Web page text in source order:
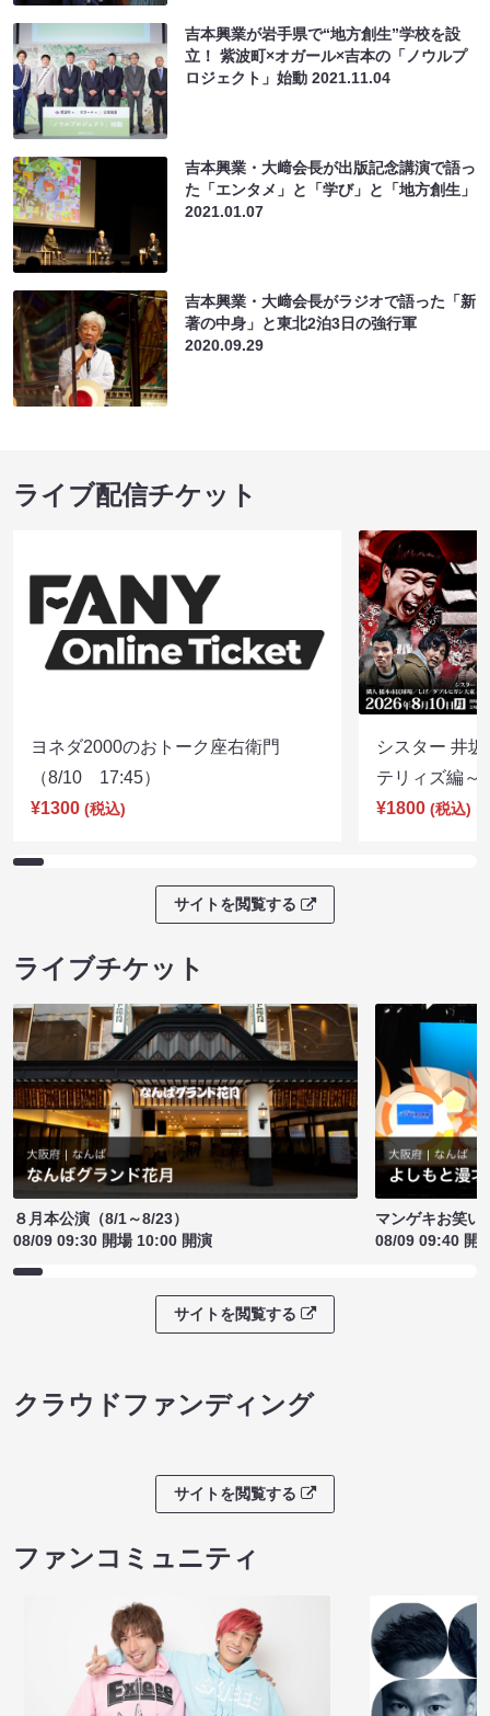
吉本興業が岩手県で“地方創生”学校を設
立！ 紫波町×オガール×吉本の「ノウルプ
ロジェクト」始動2021.11.04
吉本興業・大﨑会長が出版記念講演で語っ
た「エンタメ」と「学び」と「地方創生」
2021.01.07
吉本興業・大﨑会長がラジオで語った「新
著の中身」と東北2泊3日の強行軍
2020.09.29
ライブ配信チケット
ヨネダ2000のおトーク座右衛門
（8/10 17:45）
¥1300 (税込)
シスター 井
テリィズ編
¥1800 (税込)
サイトを閲覧する
ライブチケット
８月本公演（8/1～8/23）
08/09 09:30 開場 10:00 開演
マンゲキお笑い
08/09 09:40 開
サイトを閲覧する
クラウドファンディング
サイトを閲覧する
ファンコミュニティ